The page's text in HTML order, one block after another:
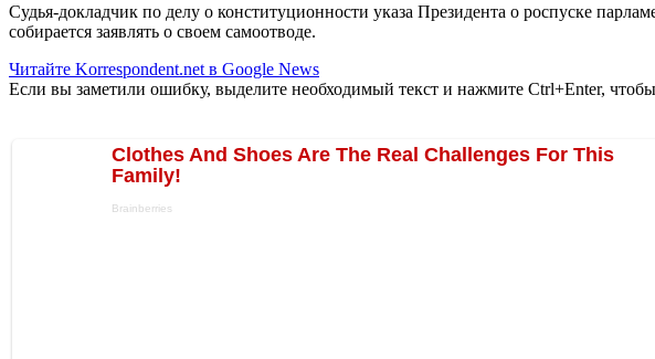
Судья-докладчик по делу о конституционности указа Президента о роспуске
собирается заявлять о своем самоотводе.
Читайте Korrespondent.net в Google News
Если вы заметили ошибку, выделите необходимый текст и нажмите Ctrl+Enter,